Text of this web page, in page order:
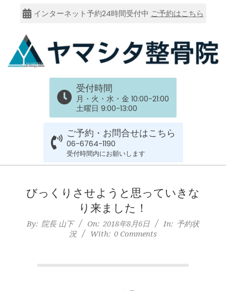
content
インターネット予約24時間受付中 ご予約はこちら
大
谷
六
上
本
受付時間
月・火・水・金 10:00-21:00
土曜日 9:00-13:00
ご予約・お問合せはこちら
06-6764-1190
受付時間内にお願いします
Navigationびっくりさせようと思っていきな
り来ました！
By: 院長 山下 On: 2018年8月6日 In: 予約状
況
With: 0 Comments